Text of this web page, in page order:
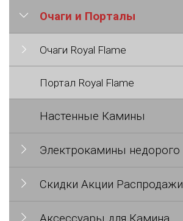
Очаги и Порталы
Очаги Royal Flame
Портал Royal Flame
Настенные Камины
Электрокамины недорого
Скидки Акции Распродажи